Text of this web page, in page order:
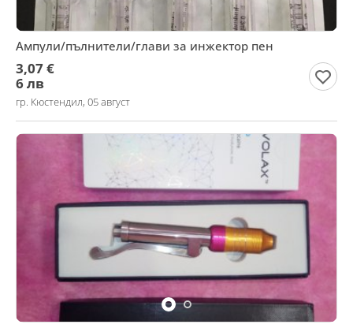
Ампули/пълнители/глави за инжектор пен
3,07 €
6 лв
гр. Кюстендил, 05 август